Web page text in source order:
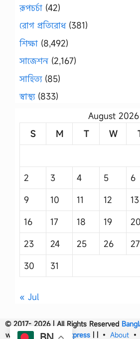
রূপচর্চা (42)
রোগ প্রতিরোধ(381)
শিক্ষা (8,492)
সাজেশন (2,167)
সাহিত্য(85)
স্বাস্থ্য(833)
August 2026
S
M T W
2
3 4 5 6
9
10 11 12 13
16
17 18 19 20
23
24 25 26 27
30
31
« Jul
© 2017- 2026 | All Rights Reserved
withBangla News Express | | • About •